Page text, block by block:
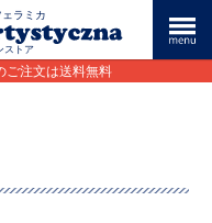
ラミカ
ストア
ご注文は送料無料